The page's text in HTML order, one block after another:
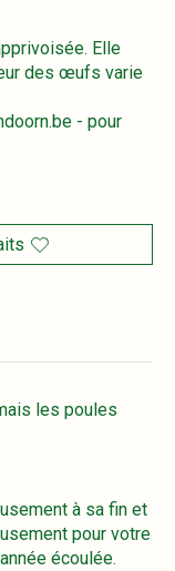
Elle
des œufs varie
- pour
les poules
à sa fin et
pour votre
écoulée.